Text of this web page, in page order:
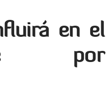
en el
por